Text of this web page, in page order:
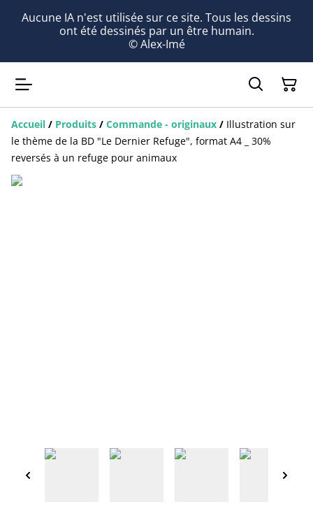
Aucune IA n'est utilisée sur ce site. Tous les dessins
ont été dessinés par un être humain.
© Alex-Imé
Accueil / Produits / Commande - originaux / Illustration sur
le thème de la BD "Le Dernier Refuge", format A4 _ 30%
reversés à un refuge pour animaux